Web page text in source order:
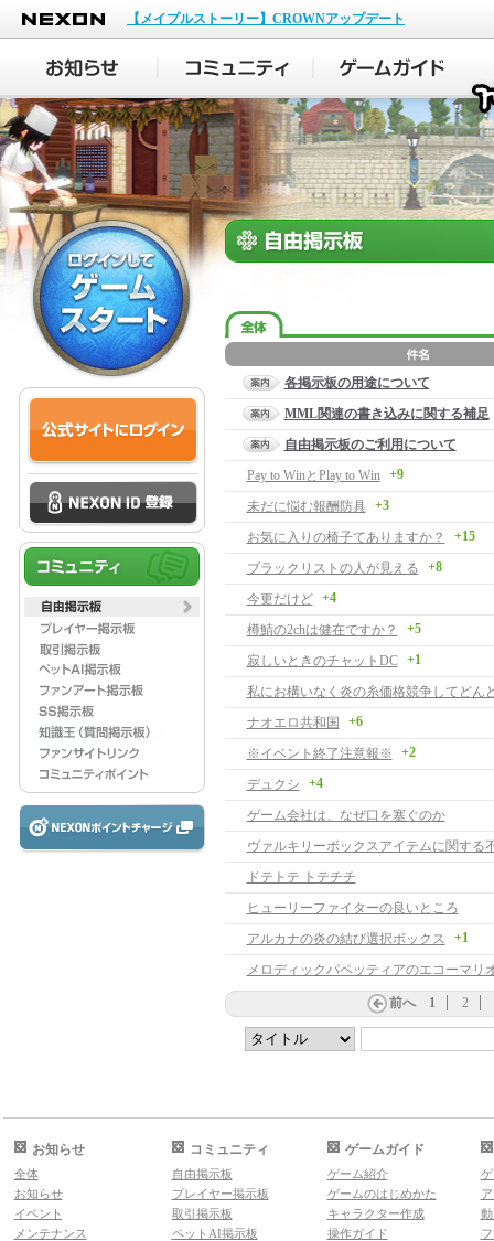
NEXON
【メイプルストーリー】CROWNアップデート
各掲示板の用途について
MML関連の書き込みに関する補足
自由掲示板のご利用について
Pay to WinとPlay to Win
+9
未だに悩む報酬防具 +3
お気に入りの椅子てありますか？ +15
ブラックリストの人が見える +8
今更だけど +4
樽鯖の2chは健在ですか？ +5
寂しいときのチャットDC +1
ナオエロ共和国 +6
※イベント終了注意報※ +2
デュクシ +4
ゲーム会社は、なぜ口を塞ぐのか
ヴァルキリーボックスアイテムに関する
ドテトテ トテチチ
ヒューリーファイターの良いところ
アルカナの炎の結び選択ボックス
+1
前へ 1 2
お知らせ
全体
お知らせ
イベント
メンテナンス
コミュニティ
自由掲示板
プレイヤー掲示板
取引掲示板
ペットAI掲示板
ゲームガイド
ゲーム紹介
ゲームのはじめかた
キャラクター作成
操作ガイド